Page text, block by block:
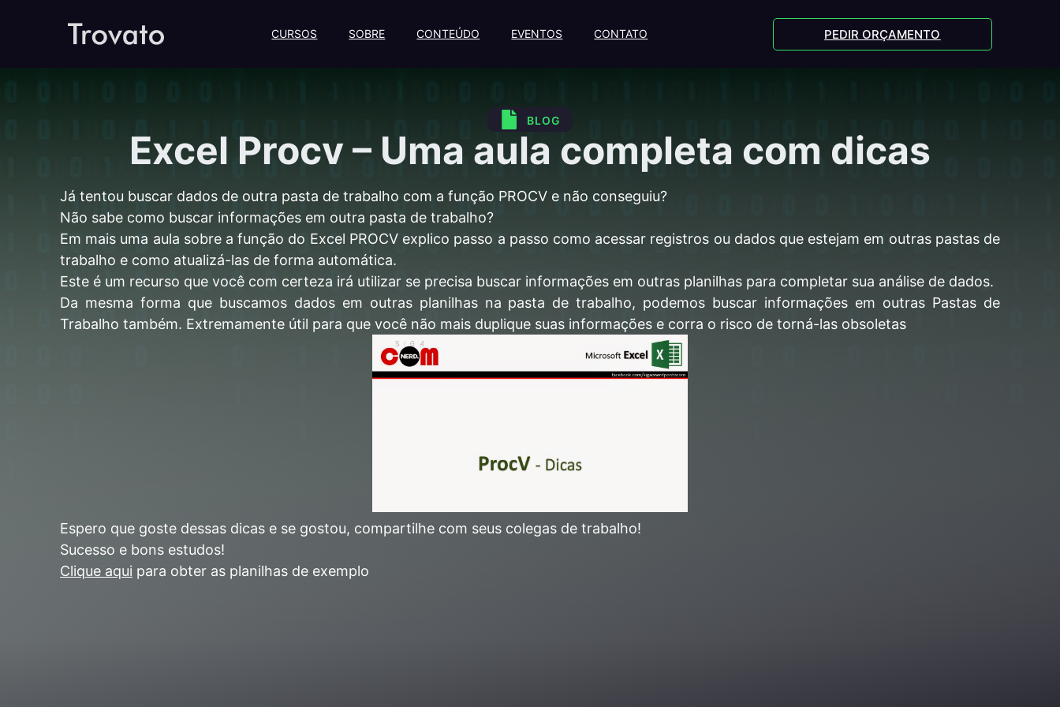
CURSOS SOBRE CONTEÚDO EVENTOS CONTATO PEDIR ORÇAMENTO
BLOG
Excel Procv – Uma aula completa com dicas
Já tentou buscar dados de outra pasta de trabalho com a função PROCV e não conseguiu?
Não sabe como buscar informações em outra pasta de trabalho?
Em mais uma aula sobre a função do Excel PROCV explico passo a passo como acessar registros ou dados que estejam em outras pastas de
trabalho e como atualizá-las de forma automática.
Este é um recurso que você com certeza irá utilizar se precisa buscar informações em outras planilhas para completar sua análise de dados.
Da mesma forma que buscamos dados em outras planilhas na pasta de trabalho, podemos buscar informações em outras Pastas de
Trabalho também. Extremamente útil para que você não mais duplique suas informações e corra o risco de torná-las obsoletas
Espero que goste dessas dicas e se gostou, compartilhe com seus colegas de trabalho!
Sucesso e bons estudos!
Clique aqui para obter as planilhas de exemplo